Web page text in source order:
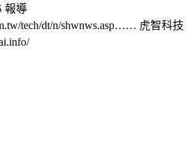
報導
tech/dt/n/shwnws.asp…… 虎智科技